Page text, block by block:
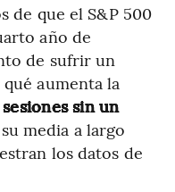
de que el S&P 500
año de
de sufrir un
aumenta la
sin un
media a largo
los datos de